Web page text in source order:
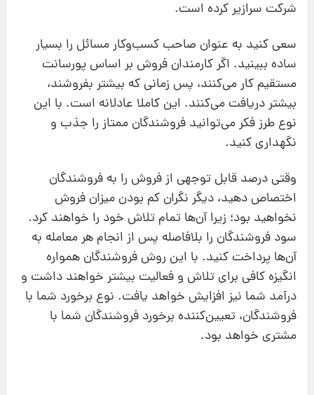
شرکت سرازیر کرده است.
سعی کنید به عنوان صاحب کسب‌و‌کار مسائل را بسیار
ساده ببينید. اگر کارمندان فروش بر اساس پورسانت
مستقيم کار می‌کنند، پس زمانی که بيشتر بفروشند،
بيشتر دريافت می‌کنند. این کاملا عادلانه است. با این
نوع طرز فکر می‌توانید فروشندگان ممتاز را جذب و
نگهداری کنید.
وقتی درصد قابل‌ توجهی از فروش را به فروشندگان
اختصاص دهید، دیگر نگران کم بودن میزان فروش
نخواهید بود؛ زیرا آن‌ها تمام تلاش خود را خواهند کرد.
سود فروشندگان را بلافاصله پس از انجام هر معامله به
آن‌ها پرداخت کنید. با این روش فروشندگان همواره
انگیزه کافی برای تلاش و فعالیت بیشتر خواهند داشت و
درآمد شما نیز افزایش خواهد یافت. نوع برخورد شما با
فروشندگان، تعیین‌کننده برخورد فروشندگان شما با
مشتری خواهد بود.